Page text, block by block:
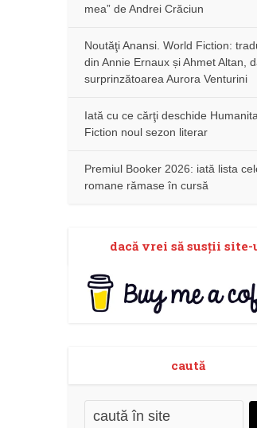
mea” de Andrei Crăciun
Noutăţi Anansi. World Fiction:
din Annie Ernaux și Ahmet Altan,
surprinzătoarea Aurora Venturini
Iată cu ce cărţi deschide
Fiction noul sezon literar
Premiul Booker 2026: iată lista
romane rămase în cursă
dacă vrei să susţii site-
caută